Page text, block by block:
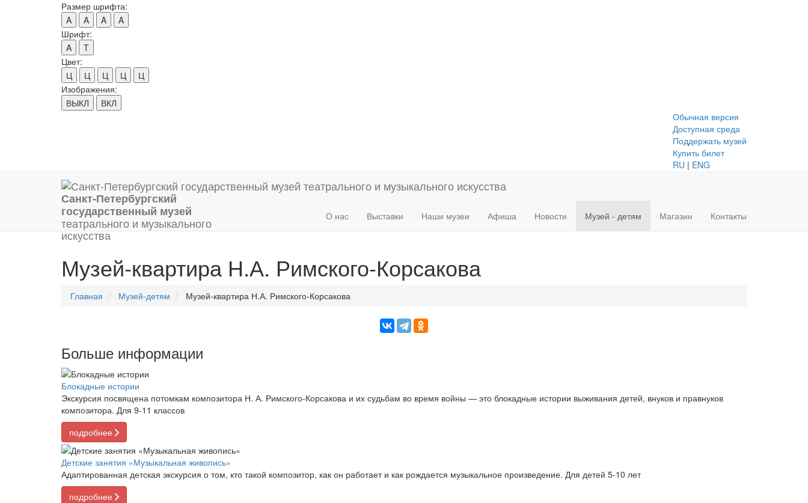
Размер шрифта:
A
A A
A
Шрифт:
A
T
Цвет:
Ц
Ц Ц Ц
Ц
Изображения:
ВЫКЛ
ВКЛ
Обычная версия
Доступная среда
Поддержать музей
Купить билет
RU | ENG
Санкт-Петербургский
государственный музей
театрального и музыкального
искусства
О нас Выставки Наши музеи Афиша Новости Музей - детям Магазин Контакты
Музей-квартира Н.А. Римского-Корсакова
Главная Музей-детям Музей-квартира Н.А. Римского-Корсакова
Больше информации
Блокадные истории
Экскурсия посвящена потомкам композитора Н. А. Римского-Корсакова и их судьбам во время войны — это блокадные истории выживания детей, внуков и правнуков
композитора. Для 9-11 классов
подробнее
Детские занятия «Музыкальная живопись»
Адаптированная детская экскурсия о том, кто такой композитор, как он работает и как рождается музыкальное произведение. Для детей 5-10 лет
подробнее